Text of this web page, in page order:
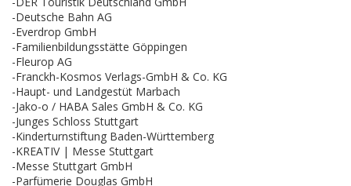
-Deutsche Bahn AG
-Everdrop GmbH
-Familienbildungsstätte Göppingen
-Fleurop AG
-Franckh-Kosmos Verlags-GmbH & Co. KG
-Haupt- und Landgestüt Marbach
-Jako-o / HABA Sales GmbH & Co. KG
-Junges Schloss Stuttgart
-Kinderturnstiftung Baden-Württemberg
-KREATIV | Messe Stuttgart
-Messe Stuttgart GmbH
-Parfümerie Douglas GmbH